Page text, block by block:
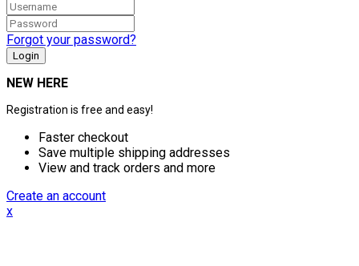
Forgot your password?
NEW HERE
Registration is free and easy!
Faster checkout
Save multiple shipping addresses
View and track orders and more
Create an account
x